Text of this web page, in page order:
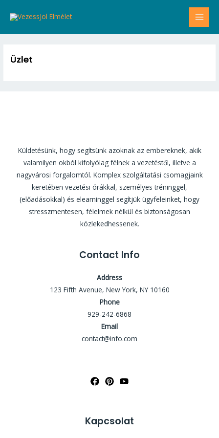
Üzlet
Küldetésünk, hogy segítsünk azoknak az embereknek, akik
valamilyen okból kifolyólag félnek a vezetéstől, illetve a
nagyvárosi forgalomtól. Komplex szolgáltatási csomagjaink
keretében vezetési órákkal, személyes tréninggel,
(előadásokkal) és elearninggel segítjük ügyfeleinket, hogy
stresszmentesen, félelmek nélkül és biztonságosan
közlekedhessenek.
Contact Info
Address
123 Fifth Avenue, New York, NY 10160
Phone
929-242-6868
Email
contact@info.com
Kapcsolat